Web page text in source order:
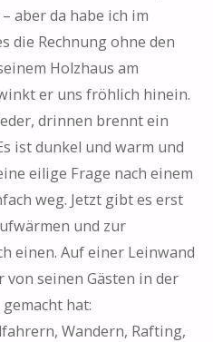
aber da habe ich im
die Rechnung ohne den
Holzhaus am
er uns fröhlich hinein.
drinnen brennt ein
ist dunkel und warm und
eilige Frage nach einem
weg. Jetzt gibt es erst
und zur
einen. Auf einer Leinwand
von seinen Gästen in der
hat:
Wandern, Rafting,